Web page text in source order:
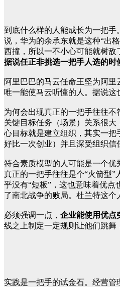
到底什么样的人能成长为一把手
说，华为的余承东就是这种“出
西撞，所以一不小心可能就树敌
据说任正非挑选一把手人选的时
阿里巴巴的马云任命王坚为阿里
唯一能使马云听懂的人。据说这
为何会出现真正的一把手往往
关键目标任务（场景）关系很
心目标就是建立组织，其实一把
好比一次创业）并且深受组织信
符合素质模型的人可能是一个优
真正的一把手往往是个“火箭型
乎没有“短板”，这也意味着优
了南北战争的败局。杜兰特这个
必须强调一点， 企业能使用优点
线之上制定一定规则让他们跳舞
实践是一把手的试金石。经营